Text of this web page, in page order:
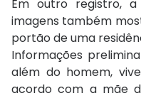
Em outro registro, a
imagens também
portão de uma
Informações
além do homem,
acordo com a mãe